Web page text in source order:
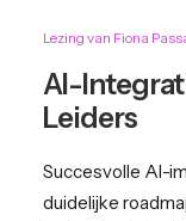
Lezing van Fiona
AI-
Leiders
Succesvolle AI-
duidelijke